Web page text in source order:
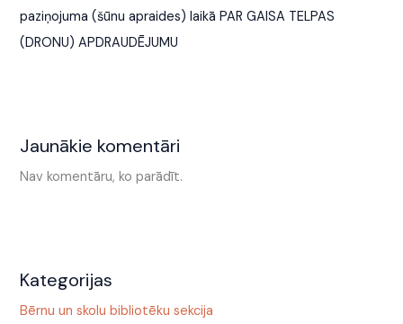
paziņojuma (šūnu apraides) laikā PAR GAISA TELPAS
(DRONU) APDRAUDĒJUMU
Jaunākie komentāri
Nav komentāru, ko parādīt.
Kategorijas
Bērnu un skolu bibliotēku sekcija